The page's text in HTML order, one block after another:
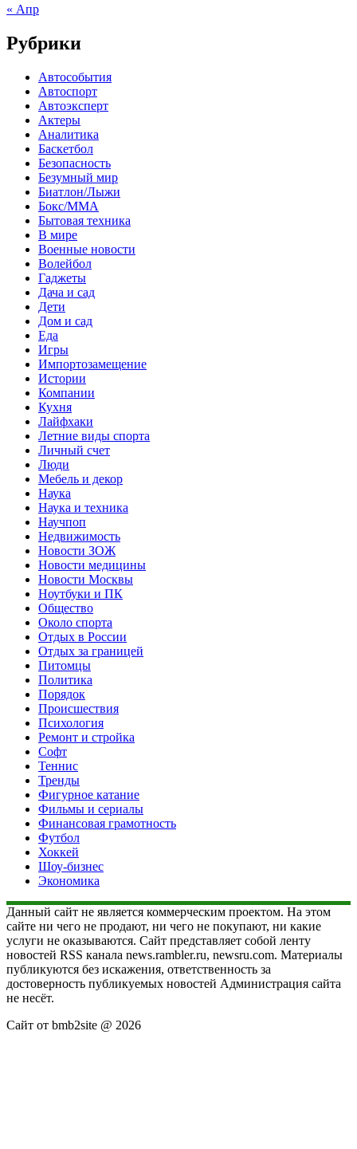
« Апр
Рубрики
Автособытия
Автоспорт
Автоэксперт
Актеры
Аналитика
Баскетбол
Безопасность
Безумный мир
Биатлон/Лыжи
Бокс/MMA
Бытовая техника
В мире
Военные новости
Волейбол
Гаджеты
Дача и сад
Дети
Дом и сад
Еда
Игры
Импортозамещение
Истории
Компании
Кухня
Лайфхаки
Летние виды спорта
Личный счет
Люди
Мебель и декор
Наука
Наука и техника
Научпоп
Недвижимость
Новости ЗОЖ
Новости медицины
Новости Москвы
Ноутбуки и ПК
Общество
Около спорта
Отдых в России
Отдых за границей
Питомцы
Политика
Порядок
Происшествия
Психология
Ремонт и стройка
Софт
Теннис
Тренды
Фигурное катание
Фильмы и сериалы
Финансовая грамотность
Футбол
Хоккей
Шоу-бизнес
Экономика
Данный сайт не является коммерческим проектом. На этом
сайте ни чего не продают, ни чего не покупают, ни какие
услуги не оказываются. Сайт представляет собой ленту
новостей RSS канала news.rambler.ru, newsru.com. Материалы
публикуются без искажения, ответственность за
достоверность публикуемых новостей Администрация сайта
не несёт.
Сайт от bmb2site @ 2026